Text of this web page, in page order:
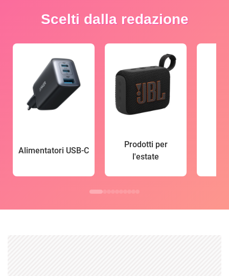
Scelti dalla redazione
Alimentatori USB-C
Prodotti per
l'estate